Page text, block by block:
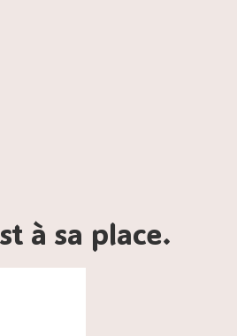
à sa place.